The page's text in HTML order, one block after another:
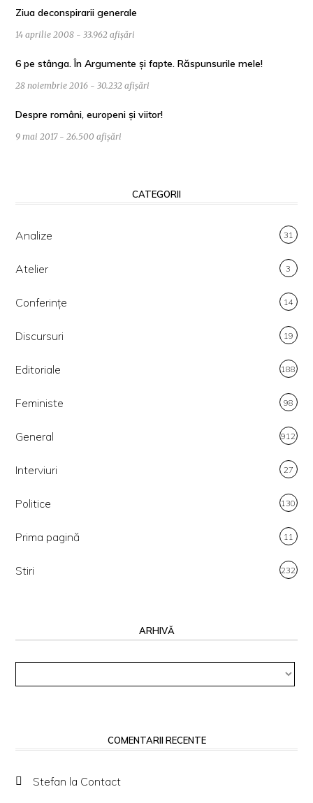
Ziua deconspirarii generale
14 aprilie 2008 - 33.962 afișări
6 pe stânga. În Argumente și fapte. Răspunsurile mele!
28 noiembrie 2016 - 30.232 afișări
Despre români, europeni și viitor!
9 mai 2017 - 26.500 afișări
CATEGORII
Analize 31
Atelier 3
Conferințe 14
Discursuri 19
Editoriale 188
Feministe 98
General 912
Interviuri 27
Politice 130
Prima pagină 11
Stiri 232
ARHIVĂ
Arhivă
COMENTARII RECENTE
Stefan la Contact